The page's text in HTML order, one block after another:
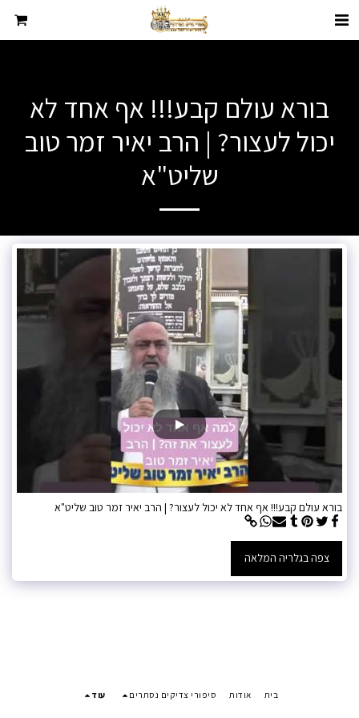
בורא עולם קבע!!! אף אחד לא
יכול לעצור? | הרב יאיר זמר טוב
שליט"א
בורא עולם קבע!!! אף אחד לא יכול לעצור? | הרב יאיר זמר טוב שליט"א
צפה בגלריה המלאה
בית אודות סיפורי צדיקים נסתרים עוד